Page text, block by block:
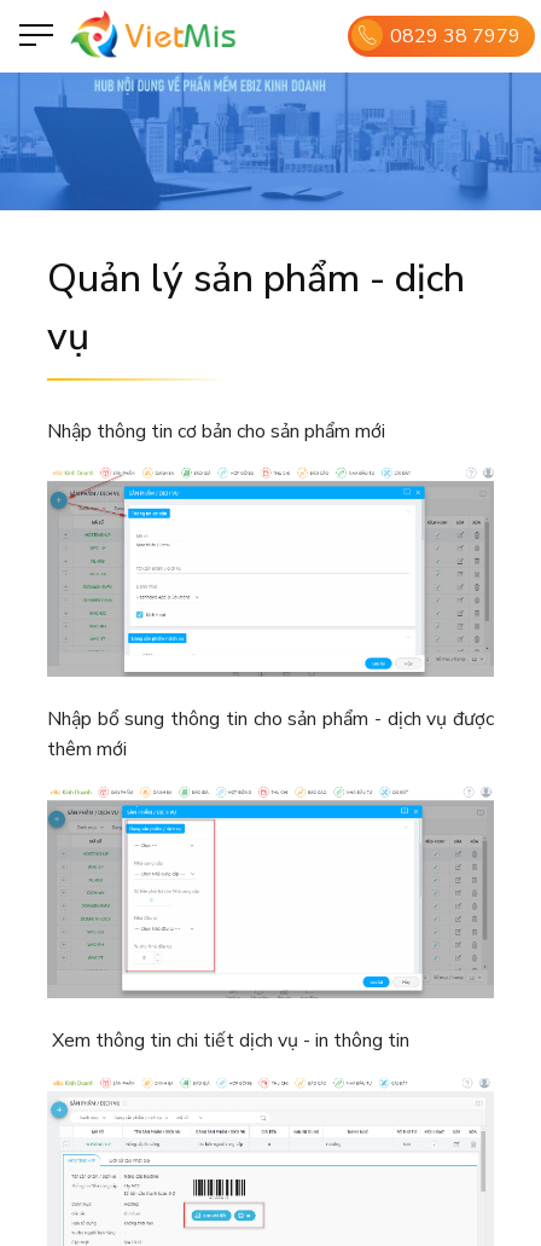
0829 38 7979
Quản lý sản phẩm - dịch
vụ
Nhập thông tin cơ bản cho sản phẩm mới
Nhập bổ sung thông tin cho sản phẩm - dịch vụ được
thêm mới
Xem thông tin chi tiết dịch vụ - in thông tin